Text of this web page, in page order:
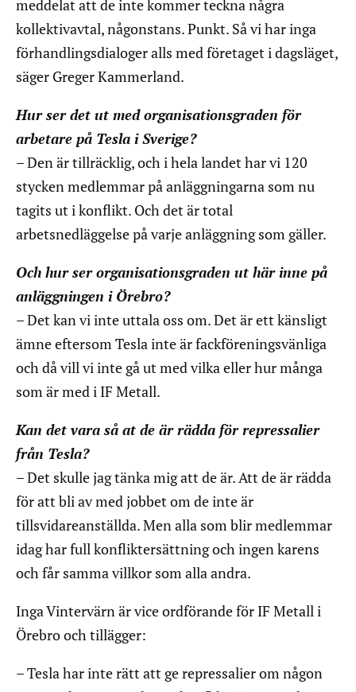
meddelat att de inte kommer teckna några
kollektivavtal, någonstans. Punkt. Så vi har inga
förhandlingsdialoger alls med företaget i dagsläget,
säger Greger Kammerland.
Hur ser det ut med organisationsgraden för
arbetare på Tesla i Sverige?
– Den är tillräcklig, och i hela landet har vi 120
stycken medlemmar på anläggningarna som nu
tagits ut i konflikt. Och det är total
arbetsnedläggelse på varje anläggning som gäller.
Och hur ser organisationsgraden ut här inne på
anläggningen i Örebro?
– Det kan vi inte uttala oss om. Det är ett känsligt
ämne eftersom Tesla inte är fackföreningsvänliga
och då vill vi inte gå ut med vilka eller hur många
som är med i IF Metall.
Kan det vara så at de är rädda för repressalier
från Tesla?
– Det skulle jag tänka mig att de är. Att de är rädda
för att bli av med jobbet om de inte är
tillsvidareanställda. Men alla som blir medlemmar
idag har full konfliktersättning och ingen karens
och får samma villkor som alla andra.
Inga Vintervärn är vice ordförande för IF Metall i
Örebro och tillägger:
– Tesla har inte rätt att ge repressalier om någon